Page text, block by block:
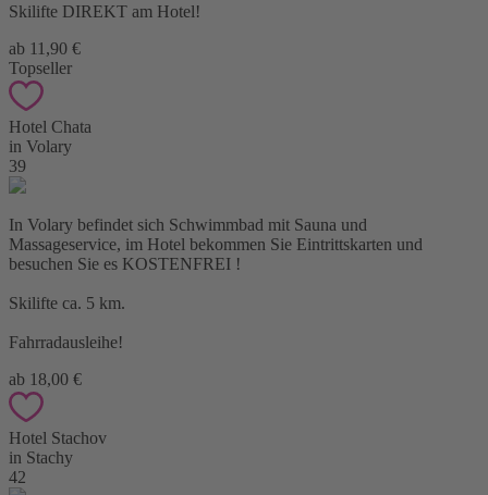
Skilifte DIREKT am Hotel!
ab 11,90 €
Topseller
Hotel Chata
in Volary
39
In Volary befindet sich Schwimmbad mit Sauna und
Massageservice, im Hotel bekommen Sie Eintrittskarten und
besuchen Sie es KOSTENFREI !
Skilifte ca. 5 km.
Fahrradausleihe!
ab 18,00 €
Hotel Stachov
in Stachy
42